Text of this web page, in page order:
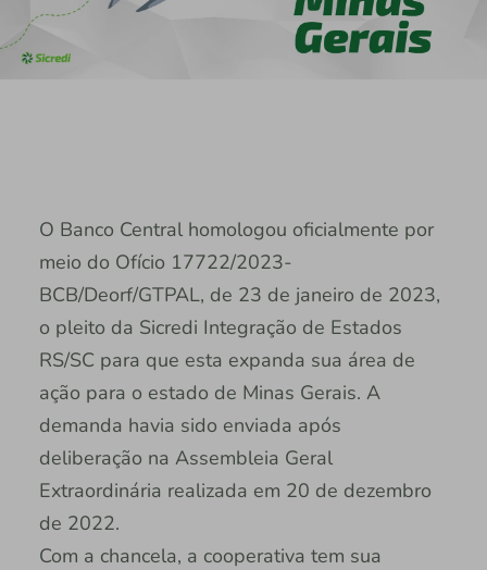
O Banco Central homologou oficialmente por
meio do Ofício 17722/2023-
BCB/Deorf/GTPAL, de 23 de janeiro de 2023,
o pleito da Sicredi Integração de Estados
RS/SC para que esta expanda sua área de
ação para o estado de Minas Gerais. A
demanda havia sido enviada após
deliberação na Assembleia Geral
Extraordinária realizada em 20 de dezembro
de 2022.
Com a chancela, a cooperativa tem sua